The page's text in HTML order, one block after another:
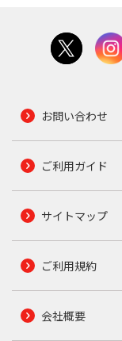
お問い合わせ
ご利用ガイド
サイトマップ
ご利用規約
会社概要